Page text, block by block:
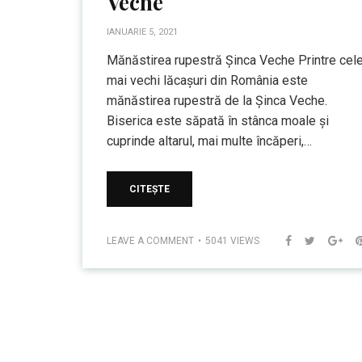
IANUARIE 5, 2021
Mănăstirea rupestră Șinca Veche Printre
mai vechi lăcașuri din România este
mănăstirea rupestră de la Șinca Veche.
Biserica este săpată în stânca moale și
cuprinde altarul, mai multe încăperi,…
CITEȘTE
LEAVE A COMMENT 5041 VIEWS